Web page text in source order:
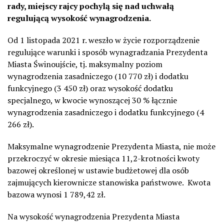
rady, miejscy rajcy pochylą się nad uchwałą
regulującą wysokość wynagrodzenia.
Od 1 listopada 2021 r. weszło w życie rozporządzenie
regulujące warunki i sposób wynagradzania Prezydenta
Miasta Świnoujście, tj. maksymalny poziom
wynagrodzenia zasadniczego (10 770 zł) i dodatku
funkcyjnego (3 450 zł) oraz wysokość dodatku
specjalnego, w kwocie wynoszącej 30 % łącznie
wynagrodzenia zasadniczego i dodatku funkcyjnego (4
266 zł).
Maksymalne wynagrodzenie Prezydenta Miasta, nie może
przekroczyć w okresie miesiąca 11,2-krotności kwoty
bazowej określonej w ustawie budżetowej dla osób
zajmujących kierownicze stanowiska państwowe. Kwota
bazowa wynosi 1 789,42 zł.
Na wysokość wynagrodzenia Prezydenta Miasta